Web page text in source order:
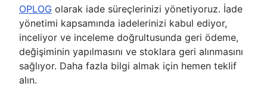
OPLOG olarak iade süreçlerinizi yönetiyoruz. İade
yönetimi kapsamında iadelerinizi kabul ediyor,
inceliyor ve inceleme doğrultusunda geri ödeme,
değişiminin yapılmasını ve stoklara geri alınmasını
sağlıyor. Daha fazla bilgi almak için hemen teklif
alın.